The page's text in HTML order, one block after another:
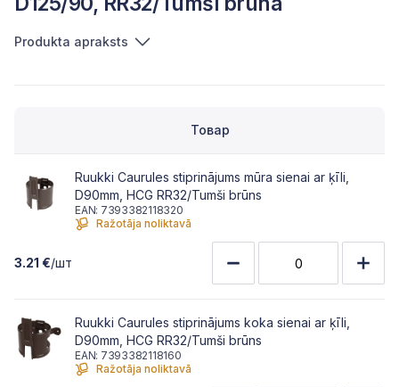
Produkta apraksts
Товар
Ruukki Caurules stiprinājums mūra sienai ar ķīli,
D90mm, HCG RR32/Tumši brūns
EAN: 7393382118320
Ražotāja noliktavā
3.21 €/шт
Ruukki Caurules stiprinājums koka sienai ar ķīli,
D90mm, HCG RR32/Tumši brūns
EAN: 7393382118160
Ražotāja noliktavā